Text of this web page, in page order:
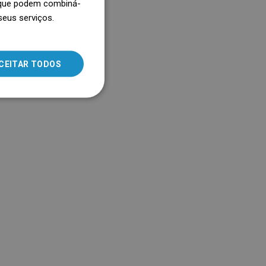
ou do chuveiro.
SLOVAK
ROMANIAN
FRENCH
podem combiná-
serviços.
TODOS